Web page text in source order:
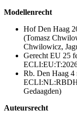
Modellenrecht
Hof Den Haag
(Tomasz
Chwilowicz,
Gerecht EU 25
Rb. Den Haag 4
Gedaagden)
Auteursrecht